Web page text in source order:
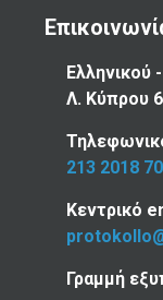
Ελληνικού
Λ. Κύπρου
213 2018
Κεντρικό
Γραμμή